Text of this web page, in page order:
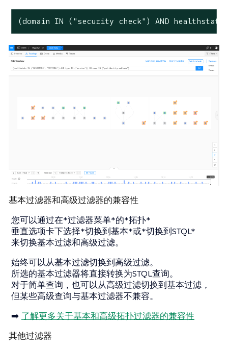
(domain IN ("security check") AND healthstate
基本过滤器和高级过滤器的兼容性
您可以通过在*过滤器菜单*的*拓扑*
垂直选项卡下选择*切换到基本*或*切换到STQL*
来切换基本过滤和高级过滤。
始终可以从基本过滤切换到高级过滤。
所选的基本过滤器将直接转换为STQL查询。
对于简单查询，也可以从高级过滤切换到基本过滤，
但某些高级查询与基本过滤器不兼容。
➡️ 了解更多关于基本和高级拓扑过滤器的兼容性
其他过滤器